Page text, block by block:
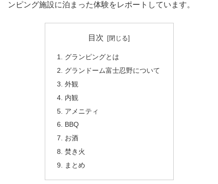
ンピング施設に泊まった体験をレポートしています。
目次
グランピングとは
グランドーム富士忍野について
外観
内観
アメニティ
BBQ
お酒
焚き火
まとめ